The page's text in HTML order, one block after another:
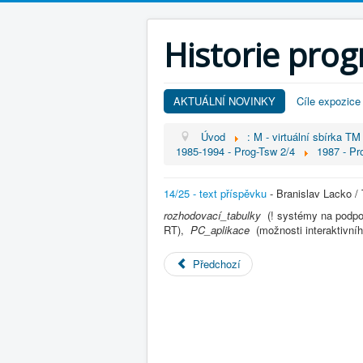
Historie
AKTUÁLNÍ NOVINKY Cíle expozice
Úvod
: M - virtuální sbírka
1985-1994 - Prog-Tsw 2/4
1987 -
14/25 - text příspěvku - Branislav Lacko /
rozhodovací_tabulky (! systémy na
RT), PC_aplikace (možnosti
Předchozí